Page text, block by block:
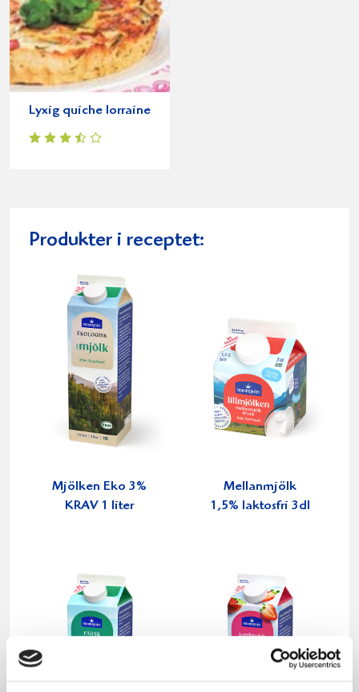
Lyxig quiche lorraine
Produkter i receptet:
Mjölken Eko 3%
KRAV 1 liter
Mellanmjölk
1,5% laktosfri 3dl